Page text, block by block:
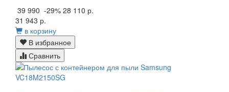
39 990 -29% 28 110 р.
31 943 р.
в корзину
В избранное
Сравнить